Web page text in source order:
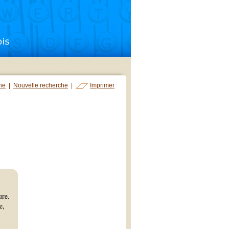
Nouvelle recherche Imprimer